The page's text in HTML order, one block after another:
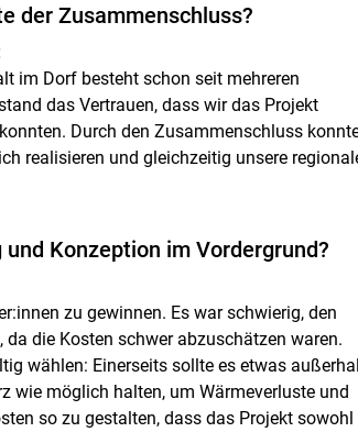
Skip to main content
der Zusammenschluss?
im Dorf besteht schon seit mehreren
das Vertrauen, dass wir das Projekt
Durch den Zusammenschluss
realisieren und gleichzeitig unsere
Konzeption im Vordergrund?
zu gewinnen. Es war schwierig, den
die Kosten schwer abzuschätzen waren.
wählen: Einerseits sollte es etwas
wie möglich halten, um Wärmeverluste und
so zu gestalten, dass das Projekt